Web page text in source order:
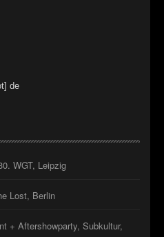
de
WGT, Leipzig
Lost, Berlin
+ Aftershowparty, Subkultur,